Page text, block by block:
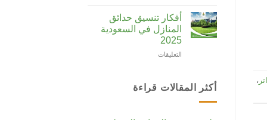
،
مغلقة
الصناعية:
تعريفها،
أنواعها،
2025
أفكار تنسيق حدائق
المنازل في السعودية
2025
التعليقاتعلى
حدائق
المنازل
أكثر المقالات قراءة